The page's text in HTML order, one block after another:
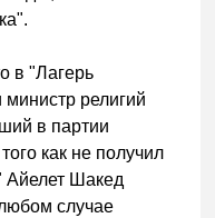
в "Лагерь
религий
в партии
как не получил
Айелет Шакед
случае